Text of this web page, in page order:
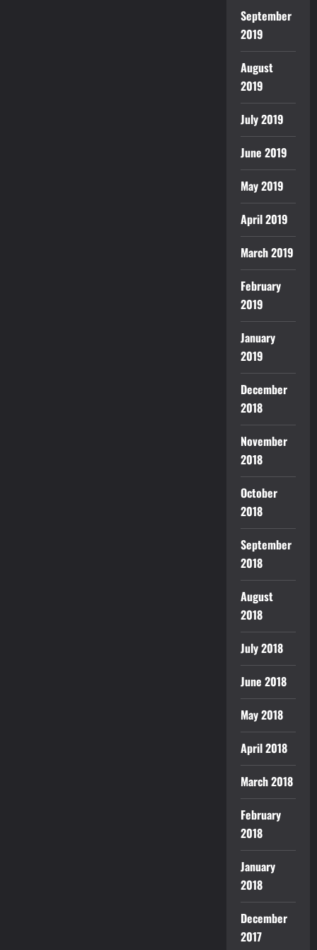
September
2019
August
2019
July 2019
June 2019
May 2019
April 2019
March 2019
February
2019
January
2019
December
2018
November
2018
October
2018
September
2018
August
2018
July 2018
June 2018
May 2018
April 2018
March 2018
February
2018
January
2018
December
2017